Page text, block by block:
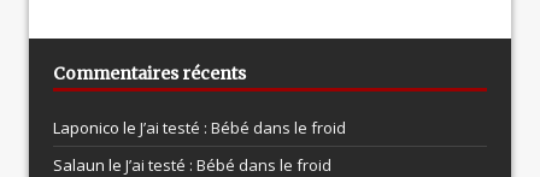
Commentaires récents
Laponico le J’ai testé : Bébé dans le froid
Salaun le J’ai testé : Bébé dans le froid